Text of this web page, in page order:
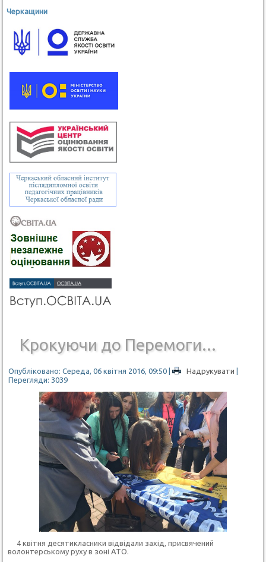
Черкащини
Крокуючи до Перемоги...
Опубліковано: Середа, 06 квітня 2016, 09:50 | Надрукувати |
Перегляди: 3039
4 квітня десятикласники відвідали захід, присвячений
волонтерському руху в зоні АТО.